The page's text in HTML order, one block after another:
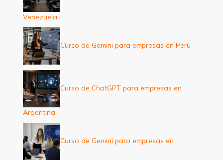
Venezuela
Curso de Gemini para empresas en Perú
Curso de ChatGPT para empresas en
Argentina
Curso de Gemini para empresas en